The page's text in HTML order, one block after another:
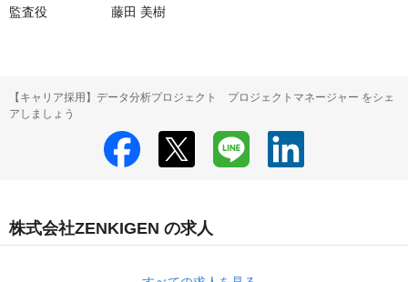
監査役　　　　　藤田 美樹
【キャリア採用】データ分析プロジェクト プロジェクトマネージャー をシェ
アしましょう
株式会社ZENKIGEN の求人